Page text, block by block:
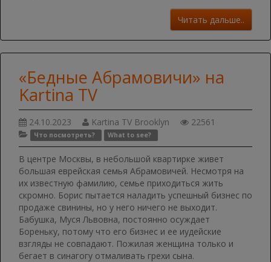
Читать дальше..
«Бедные Абрамовичи» на
Kartina TV
24.10.2023 Kartina TV Brooklyn 22561
Что посмотреть? What to see?
В центре Москвы, в небольшой квартирке живет
большая еврейская семья Абрамовичей. Несмотря на
их известную фамилию, семье приходиться жить
скромно. Борис пытается наладить успешный бизнес по
продаже свинины, но у него ничего не выходит.
Бабушка, Муся Львовна, постоянно осуждает
Бореньку, потому что его бизнес и ее иудейские
взгляды не совпадают. Пожилая женщина только и
бегает в синагогу отмаливать грехи сына.